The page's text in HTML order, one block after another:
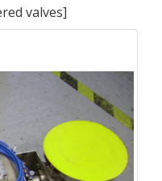
valves]